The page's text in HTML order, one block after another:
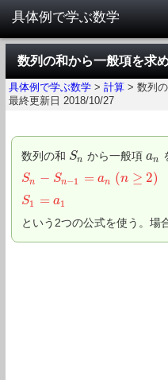
数列の和から一般項を求
具体例で学ぶ数学 > 計算 > 数列
最終更新日 2018/10/27
数列の和 Sn
Sn から一般項 an
an
Sn − Sn−1 = an (n ≥ 2)
Sn −Sn−1=a n(n ≥2
S1 = a1
S1 =a1
という2つの公式を使う。場